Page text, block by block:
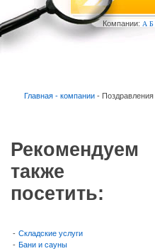
Компании: А Б
Главная - компании - Поздравления
Рекомендуем
также
посетить:
- Складские услуги
- Бани и сауны